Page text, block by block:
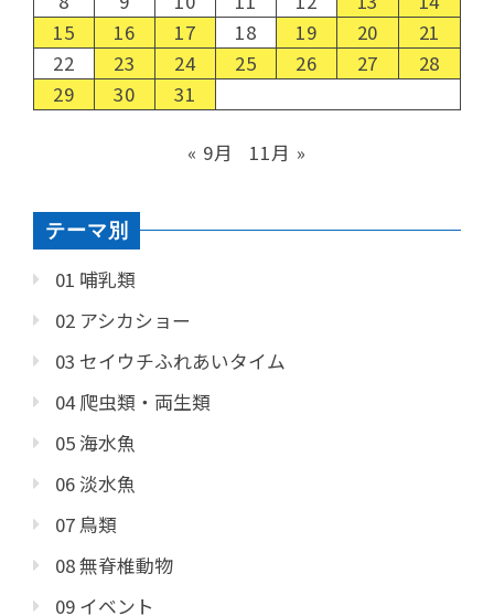
15
16 17 18 19 20
21
22
23 24 25 26 27
28
29
30 31
« 9月 11月 »
テーマ別
01 哺乳類
02 アシカショー
03 セイウチふれあいタイム
04 爬虫類・両生類
05 海水魚
06 淡水魚
07 鳥類
08 無脊椎動物
09 イベント